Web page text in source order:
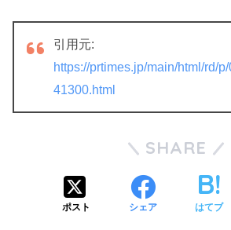
引用元:
https://prtimes.jp/main/html/rd/
41300.html
SHARE
ポスト シェア はてブ